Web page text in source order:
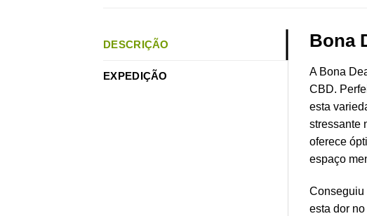
DESCRIÇÃO
EXPEDIÇÃO
Bona
A Bona
CBD.
esta
stressante
oferece
espaço
Conseguiu
esta dor